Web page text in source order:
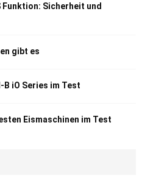
Funktion: Sicherheit und
gibt es
iO Series im Test
Eismaschinen im Test